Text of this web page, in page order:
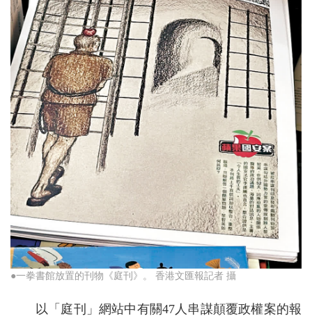
●一拳書館放置的刊物《庭刊》。 香港文匯報記者 攝
以「庭刊」網站中有關47人串謀顛覆政權案的報